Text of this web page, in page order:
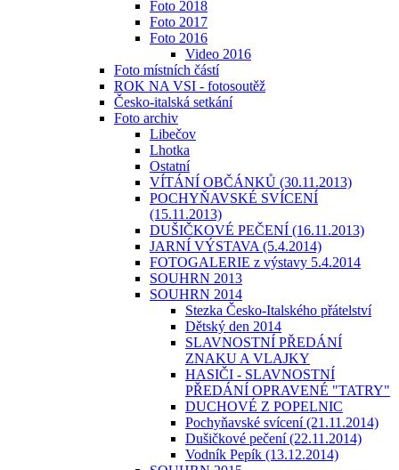
Foto 2018
Foto 2017
Foto 2016
Video 2016
Foto místních částí
ROK NA VSI - fotosoutěž
Česko-italská setkání
Foto archiv
Libečov
Lhotka
Ostatní
VÍTÁNÍ OBČÁNKŮ (30.11.2013)
POCHYŇAVSKÉ SVÍCENÍ
(15.11.2013)
DUŠIČKOVÉ PEČENÍ (16.11.2013)
JARNÍ VÝSTAVA (5.4.2014)
FOTOGALERIE z výstavy 5.4.2014
SOUHRN 2013
SOUHRN 2014
Stezka Česko-Italského přátelství
Dětský den 2014
SLAVNOSTNÍ PŘEDÁNÍ
ZNAKU A VLAJKY
HASIČI - SLAVNOSTNÍ
PŘEDÁNÍ OPRAVENÉ "TATRY"
DUCHOVÉ Z POPELNIC
Pochyňavské svícení (21.11.2014)
Dušičkové pečení (22.11.2014)
Vodník Pepík (13.12.2014)